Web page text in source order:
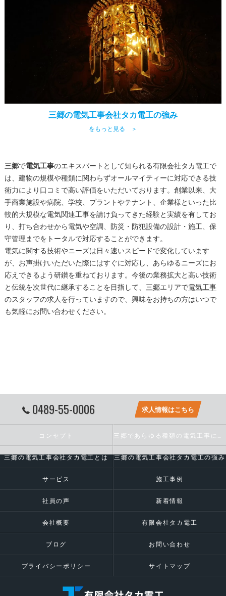
三郷の電気工事会社タカ電工の強み
をもっと見る ＞
三郷で電気工事のエキスパートとして知られる有限会社タカ電工で
は、建物の規模や種類に関わらずオールマイティーに対応できる技
術力により口コミで高い評価をいただいております。創業以来、大
手商業施設や病院、学校、プラントやテナント、企業様といった比
較的大規模な電気関連工事を請け負ってきた経験と実績を有してお
り、打ち合わせから電気や空調、防災・防犯設備の設計・施工、保
守管理までをトータルで対応することができます。
電気に関する技術やニーズは日々速いスピードで変化しています
が、お声掛けいただいた際にはすぐに対応し、あらゆるニーズにお
応えできるよう研鑚を重ねております。今後の業務拡大と高い技術
と伝統を次世代に継承することを目指して、 三郷エリアで電気工事
のスタッフの求人を行っていますので、興味をお持ちの方はいつで
も気軽にお問い合わせください。
0489-55-0006 求人情報はこちら
コンセプト
三郷の電気工事会社タカ電工とは 三郷の電気工事会社タカ電工の強み
サービス 施工事例
社員の声 新着情報
会社概要 有限会社タカ電工
ブログ お問い合わせ
プライバシーポリシー サイトマップ